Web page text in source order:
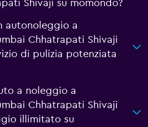
Shivaji su momondo?
autonoleggio a
Chhatrapati Shivaji
di pulizia potenziata
a noleggio a
Chhatrapati Shivaji
illimitato su